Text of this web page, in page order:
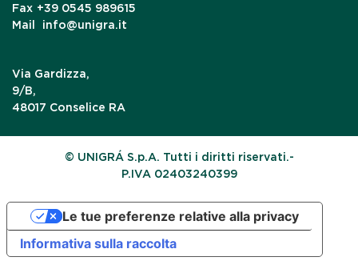
Fax +39 0545 989615
Mail
info@unigra.it
Via Gardizza,
9/B,
48017 Conselice RA
© UNIGRÁ S.p.A. Tutti i diritti riservati.-
P.IVA 02403240399
Informativa sulla raccolta
Le tue preferenze relative alla privacy